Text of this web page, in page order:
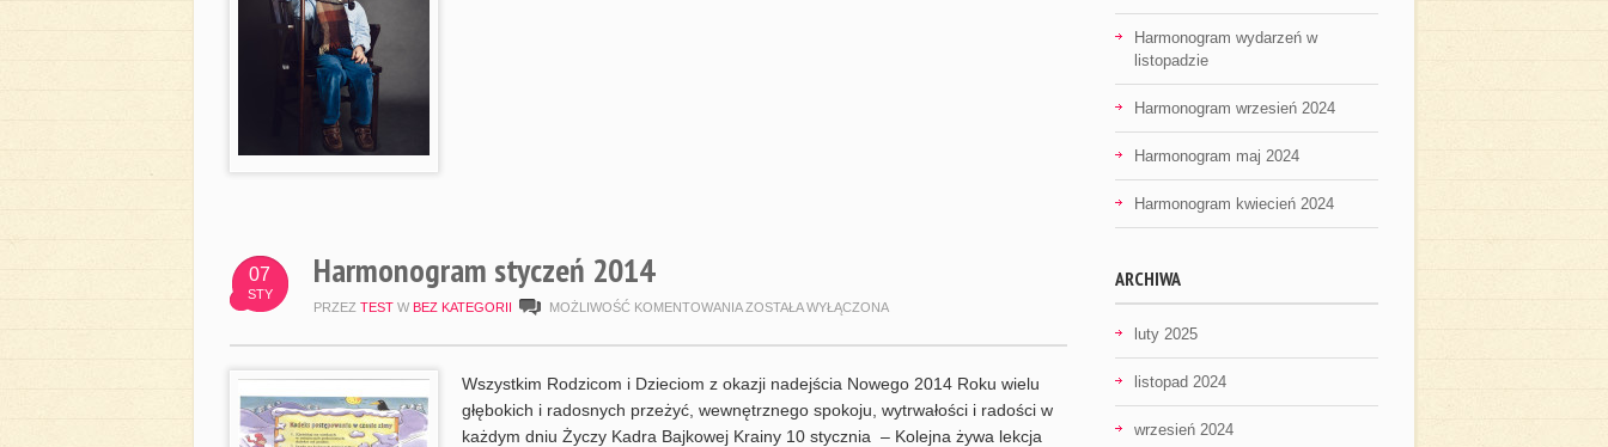
07
STY
Harmonogram styczeń 2014
PRZEZ TEST W BEZ KATEGORII MOŻLIWOŚĆ KOMENTOWANIA HARMONOGRAM
ZOSTAŁA WYŁĄCZONA
Wszystkim Rodzicom i Dzieciom z okazji nadejścia Nowego 2014 Roku wielu
głębokich i radosnych przeżyć, wewnętrznego spokoju, wytrwałości i radości w
każdym dniu Życzy Kadra Bajkowej Krainy 10 stycznia – Kolejna żywa lekcja
Harmonogram wydarzeń w
listopadzie
Harmonogram wrzesień 2024
Harmonogram maj 2024
Harmonogram kwiecień 2024
ARCHIWA
luty 2025
listopad 2024
wrzesień 2024